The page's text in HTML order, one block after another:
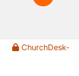
ChurchDesk-